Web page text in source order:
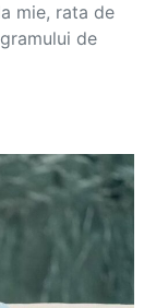
mie, rata de
de